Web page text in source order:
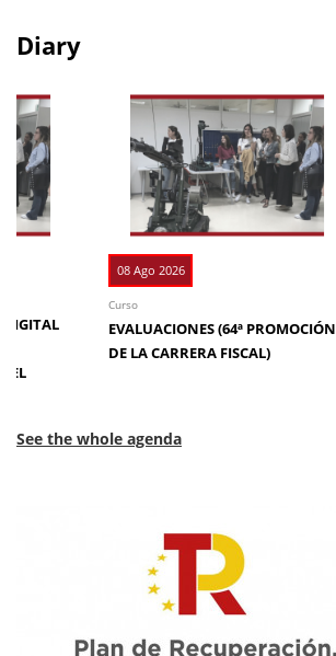
Diary
DIGITAL
EL
08 Ago 2026
Curso
EVALUACIONES (64ª PROMOCIÓN
DE LA CARRERA FISCAL)
See the whole agenda